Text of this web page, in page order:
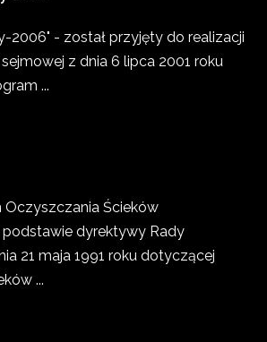
2006" - został przyjęty do realizacji
z dnia 6 lipca 2001 roku
...
Oczyszczania Ścieków
podstawie dyrektywy Rady
21 maja 1991 roku dotyczącej
...